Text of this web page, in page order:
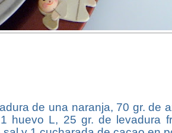
de una naranja, 70 gr. de
huevo L, 25 gr. de levadura